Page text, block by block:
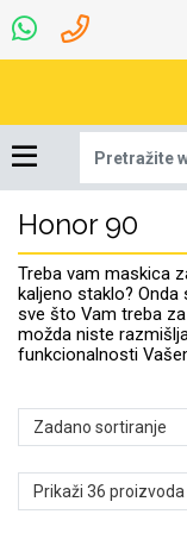
Honor 90
Treba vam maskica
kaljeno staklo?
sve što Vam treba
možda niste
funkcionalnosti
Dinamo maskice za
mobitel
Robotski usisavači
Ventilatori
Najprodavanije -
TOP 100
Ljetna kolekcija
Winter
Univerzalna oprema
za tablet
7.0 - 8.0 inča
9.0 - 10.0 inča
Apple
Igračke i ostalo
Selfie Stick
Držači za stol
Punjači
Autopunjači
Mikrofoni
Žičane slušalice
Pametni Satovi
Oprema za Smart
Auto Kamere
Podloga za miš
Web kamere i
mikrofoni
Ruksaci i torbice